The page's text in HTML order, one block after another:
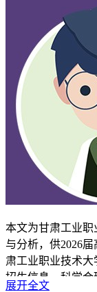
本文为甘肃工业职
与分析，供2026
肃工业职业技术
招生信息，科学合
展开全文